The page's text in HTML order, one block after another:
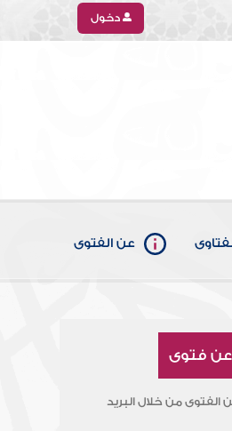
دخول
عن الفتوى
فتوى
من خلال البريد